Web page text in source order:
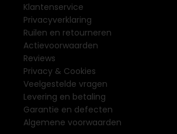
Klantenservice
Privacyverklaring
Ruilen en retourneren
Actievoorwaarden
Reviews
Privacy & Cookies
Veelgestelde vragen
Levering en betaling
Garantie en defecten
Algemene voorwaarden